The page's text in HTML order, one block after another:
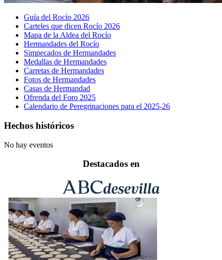
Guía del Rocío 2026
Carteles que dicen Rocío 2026
Mapa de la Aldea del Rocío
Hermandades del Rocío
Simpecados de Hermandades
Medallas de Hermandades
Carretas de Hermandades
Fotos de Hermandades
Casas de Hermandad
Ofrenda del Foro 2025
Calendario de Peregrinaciones para el 2025-26
Hechos históricos
No hay eventos
Destacados en